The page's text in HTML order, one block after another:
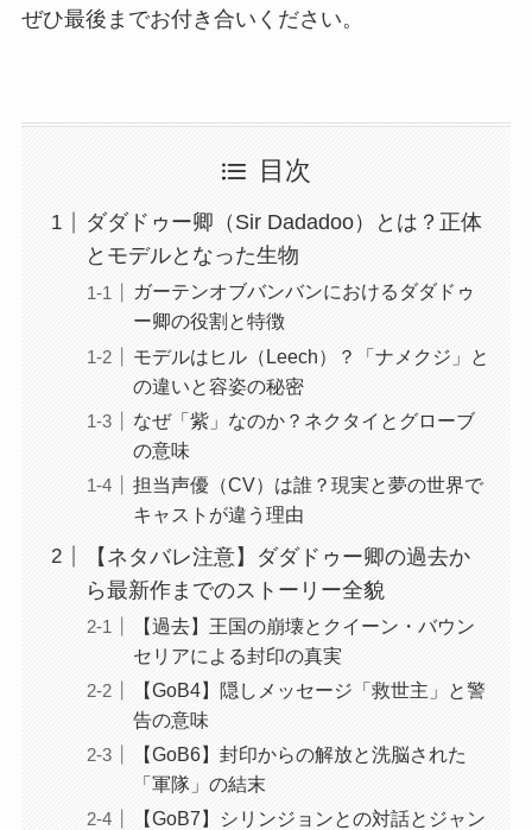
ぜひ最後までお付き合いください。
目次
ダダドゥー卿（Sir Dadadoo）とは？正体
とモデルとなった生物
ガーテンオブバンバンにおけるダダドゥ
ー卿の役割と特徴
モデルはヒル（Leech）？「ナメクジ」と
の違いと容姿の秘密
なぜ「紫」なのか？ネクタイとグローブ
の意味
担当声優（CV）は誰？現実と夢の世界で
キャストが違う理由
【ネタバレ注意】ダダドゥー卿の過去か
ら最新作までのストーリー全貌
【過去】王国の崩壊とクイーン・バウン
セリアによる封印の真実
【GoB4】隠しメッセージ「救世主」と警
告の意味
【GoB6】封印からの解放と洗脳された
「軍隊」の結末
【GoB7】シリンジョンとの対話とジャン